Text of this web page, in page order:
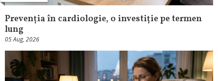
Prevenția în cardiologie, o investiție pe termen
lung
05 Aug, 2026